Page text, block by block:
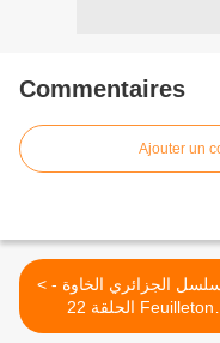
Commentaires
Ajouter un
< المسلسل الجزائري الخاوة -
الحلقة 22 Feuilleton
Algérien El Khawa -